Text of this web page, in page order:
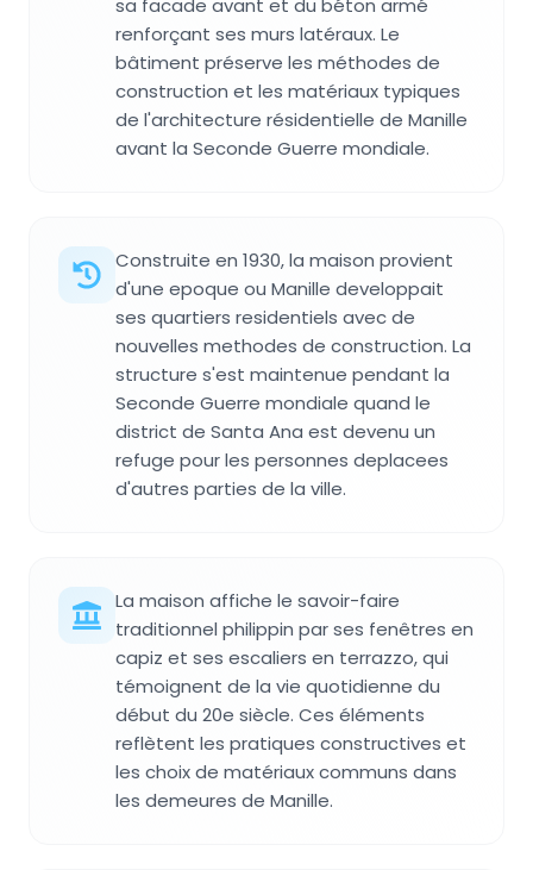
renforçant ses murs latéraux. Le
bâtiment préserve les méthodes de
construction et les matériaux typiques
de l'architecture résidentielle de Manille
avant la Seconde Guerre mondiale.
Construite en 1930, la maison provient
d'une epoque ou Manille developpait
ses quartiers residentiels avec de
nouvelles methodes de construction. La
structure s'est maintenue pendant la
Seconde Guerre mondiale quand le
district de Santa Ana est devenu un
refuge pour les personnes deplacees
d'autres parties de la ville.
La maison affiche le savoir-faire
traditionnel philippin par ses fenêtres en
capiz et ses escaliers en terrazzo, qui
témoignent de la vie quotidienne du
début du 20e siècle. Ces éléments
reflètent les pratiques constructives et
les choix de matériaux communs dans
les demeures de Manille.